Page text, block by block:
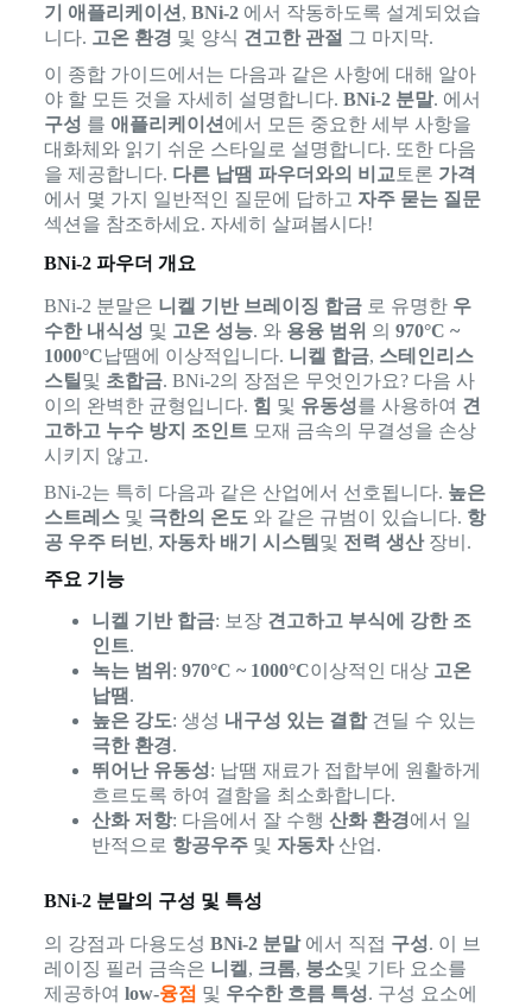
기 애플리케이션 , BNi-2에서 작동하도록 설계되었습
니다. 고온 환경 및 양식 견고한 관절 그 마지막.
이 종합 가이드에서는 다음과 같은 사항에 대해 알아
야 할 모든 것을 자세히 설명합니다. BNi-2 분말. 에서
구성 를 애플리케이션 에서 모든 중요한 세부 사항을
대화체와 읽기 쉬운 스타일로 설명합니다. 또한 다음
을 제공합니다. 다른 납땜 파우더와의 비교 토론 가격
에서 몇 가지 일반적인 질문에 답하고 자주 묻는 질문
섹션을 참조하세요. 자세히 살펴봅시다!
BNi-2 파우더 개요
BNi-2 분말은 니켈 기반 브레이징 합금로 유명한 우
수한 내식성 및 고온 성능. 와 용융 범위 의 970°C ~
1000°C납땜에 이상적입니다. 니켈 합금, 스테인리스
스틸 및 초합금. BNi-2의 장점은 무엇인가요? 다음 사
이의 완벽한 균형입니다. 힘 및 유동성를 사용하여 견
고하고 누수 방지 조인트모재 금속의 무결성을 손상
시키지 않고.
BNi-2는 특히 다음과 같은 산업에서 선호됩니다. 높은
스트레스및 극한의 온도 와 같은 규범이 있습니다. 항
공 우주 터빈, 자동차 배기 시스템 및 전력 생산장비.
주요 기능
니켈 기반 합금: 보장 견고하고 부식에 강한 조
인트.
녹는 범위 : 970°C ~ 1000°C이상적인 대상 고온
납땜 .
높은 강도: 생성 내구성 있는 결합견딜 수 있는
극한 환경.
뛰어난 유동성: 납땜 재료가 접합부에 원활하게
흐르도록 하여 결함을 최소화합니다.
산화 저항: 다음에서 잘 수행 산화 환경에서 일
반적으로 항공우주및 자동차산업.
BNi-2 분말의 구성 및 특성
의 강점과 다용도성 BNi-2 분말에서 직접 구성. 이 브
레이징 필러 금속은 니켈 , 크롬, 붕소및 기타 요소를
제공하여 low-융점 및 우수한 흐름 특성. 구성 요소에